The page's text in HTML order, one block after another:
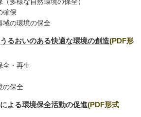
確保
域の環境の保全
るおいのある快適な環境の創造(PDF形
全・再生
の保全
よる環境保全活動の促進(PDF形式